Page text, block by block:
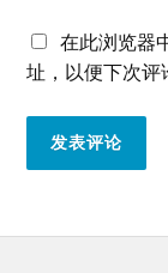
在此浏览器
址，以便下次评